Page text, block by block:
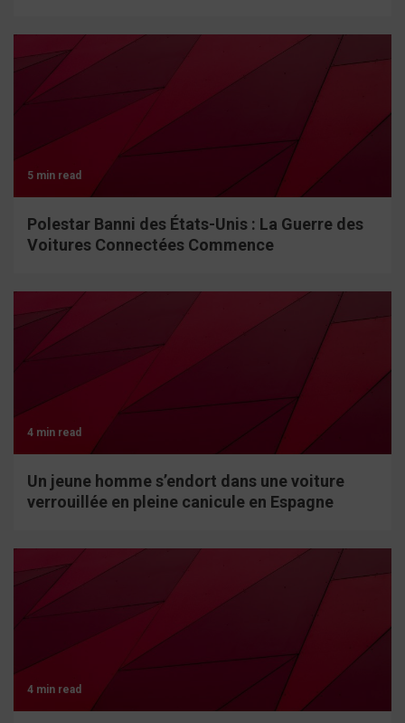
5 min read
Polestar Banni des États-Unis : La Guerre des
Voitures Connectées Commence
4 min read
Un jeune homme s’endort dans une voiture
verrouillée en pleine canicule en Espagne
4 min read